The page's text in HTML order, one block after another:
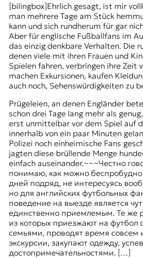
[bilingbox]Ehrlich gesagt, ist mir
man mehrere Tage am Stück
kann und sich rundherum für gar
Aber für englische Fußballfans im
das einzig denkbare Verhalten. Die
denen viele mit ihren Frauen und
Spielen fahren, verbringen ihre Zeit
machen Exkursionen, kaufen
auch noch, Sehenswürdigkeiten zu
Prügeleien, an denen Engländer
schon drei Tage lang mehr als
erst unmittelbar vor dem Spiel auf
innerhalb von ein paar Minuten
Polizei noch einheimische Fans
jagten diese brüllende Menge
einfach auseinander.~~~Честно
понимаю, как можно беспробудно
дней подряд, не интересуясь
но для английских футбольных
поведение на выезде является
единственно приемлемым. Те же
из которых приезжают на футбол
семьями, проводят время совсем
экскурсии, закупают одежду,
достопримечательностями. […]